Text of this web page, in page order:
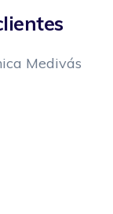
Medivás